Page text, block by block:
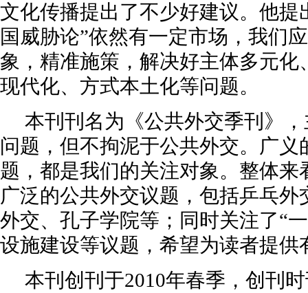
文化传播提出了不少好建议。他提
国威胁论”依然有一定市场，我们
象，精准施策，解决好主体多元化
现代化、方式本土化等问题。
本刊刊名为《公共外交季刊》
问题，但不拘泥于公共外交。广义
题，都是我们的关注对象。整体来
广泛的公共外交议题，包括乒乓
外交、孔子学院等；同时关注了“
设施建设等议题，希望为读者提供
本刊创刊于2010年春季，创刊